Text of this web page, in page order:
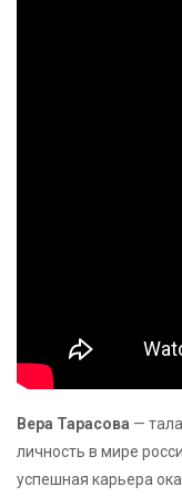
Вера Тарасова —
личность в мире
успешная карьера